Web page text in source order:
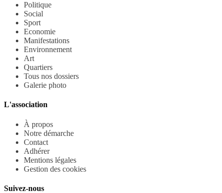
Politique
Social
Sport
Economie
Manifestations
Environnement
Art
Quartiers
Tous nos dossiers
Galerie photo
L'association
À propos
Notre démarche
Contact
Adhérer
Mentions légales
Gestion des cookies
Suivez-nous